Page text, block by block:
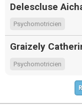
Delescluse
Psychomotricien
Graizely
Psychomotricien